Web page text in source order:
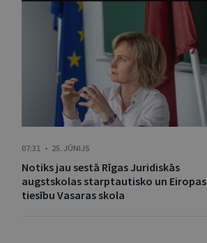
07:31 • 25. JŪNIJS
Notiks jau sestā Rīgas Juridiskās
augstskolas starptautisko un Eiropas
tiesību Vasaras skola